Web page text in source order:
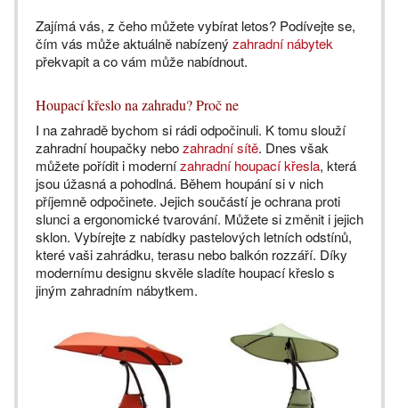
Zajímá vás, z čeho můžete vybírat letos? Podívejte se,
čím vás může aktuálně nabízený zahradní nábytek
překvapit a co vám může nabídnout.
Houpací křeslo na zahradu? Proč ne
I na zahradě bychom si rádi odpočinuli. K tomu slouží
zahradní houpačky nebozahradní sítě. Dnes však
můžete pořídit i modernízahradní houpací křesla, která
jsou úžasná a pohodlná. Během houpání si v nich
příjemně odpočinete. Jejich součástí je ochrana proti
slunci a ergonomické tvarování. Můžete si změnit i jejich
sklon. Vybírejte z nabídky pastelových letních odstínů,
které vaši zahrádku, terasu nebo balkón rozzáří. Díky
modernímu designu skvěle sladíte houpací křeslo s
jiným zahradním nábytkem.